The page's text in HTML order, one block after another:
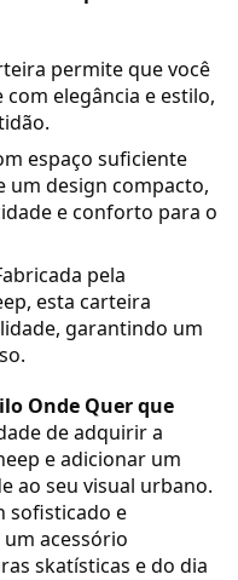
permite que você
elegância e estilo,
espaço suficiente
um design compacto,
e conforto para o
pela
esta carteira
garantindo um
Onde Quer que
de adquirir a
e adicionar um
ao seu visual urbano.
sofisticado e
acessório
skatísticas e do dia